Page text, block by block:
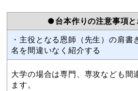
●台本作りの注意事項と
・主役となる恩師（先生）の肩書
名を間違いなく紹介する
大学の場合は専門、専攻なども間
ます。